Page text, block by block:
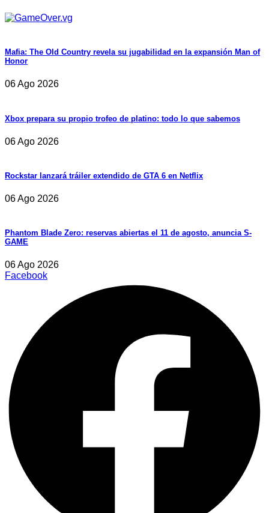
Mafia: The Old Country revela su jugabilidad en la expansión Man of
Honor
06 Ago 2026
Xbox prepara su propio trofeo de platino: todo lo que sabemos
06 Ago 2026
Rockstar lanzará tráiler extendido de GTA 6 en Netflix
06 Ago 2026
Phantom Blade Zero: reservas abiertas el 11 de agosto, anuncia S-
GAME
06 Ago 2026
Facebook